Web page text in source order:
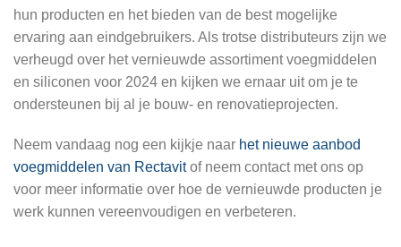
hun producten en het bieden van de best mogelijke
ervaring aan eindgebruikers. Als trotse distributeurs zijn we
verheugd over het vernieuwde assortiment voegmiddelen
en siliconen voor 2024 en kijken we ernaar uit om je te
ondersteunen bij al je bouw- en renovatieprojecten.
Neem vandaag nog een kijkje naar het nieuwe aanbod
voegmiddelen van Rectavitof neem contact met ons op
voor meer informatie over hoe de vernieuwde producten je
werk kunnen vereenvoudigen en verbeteren.